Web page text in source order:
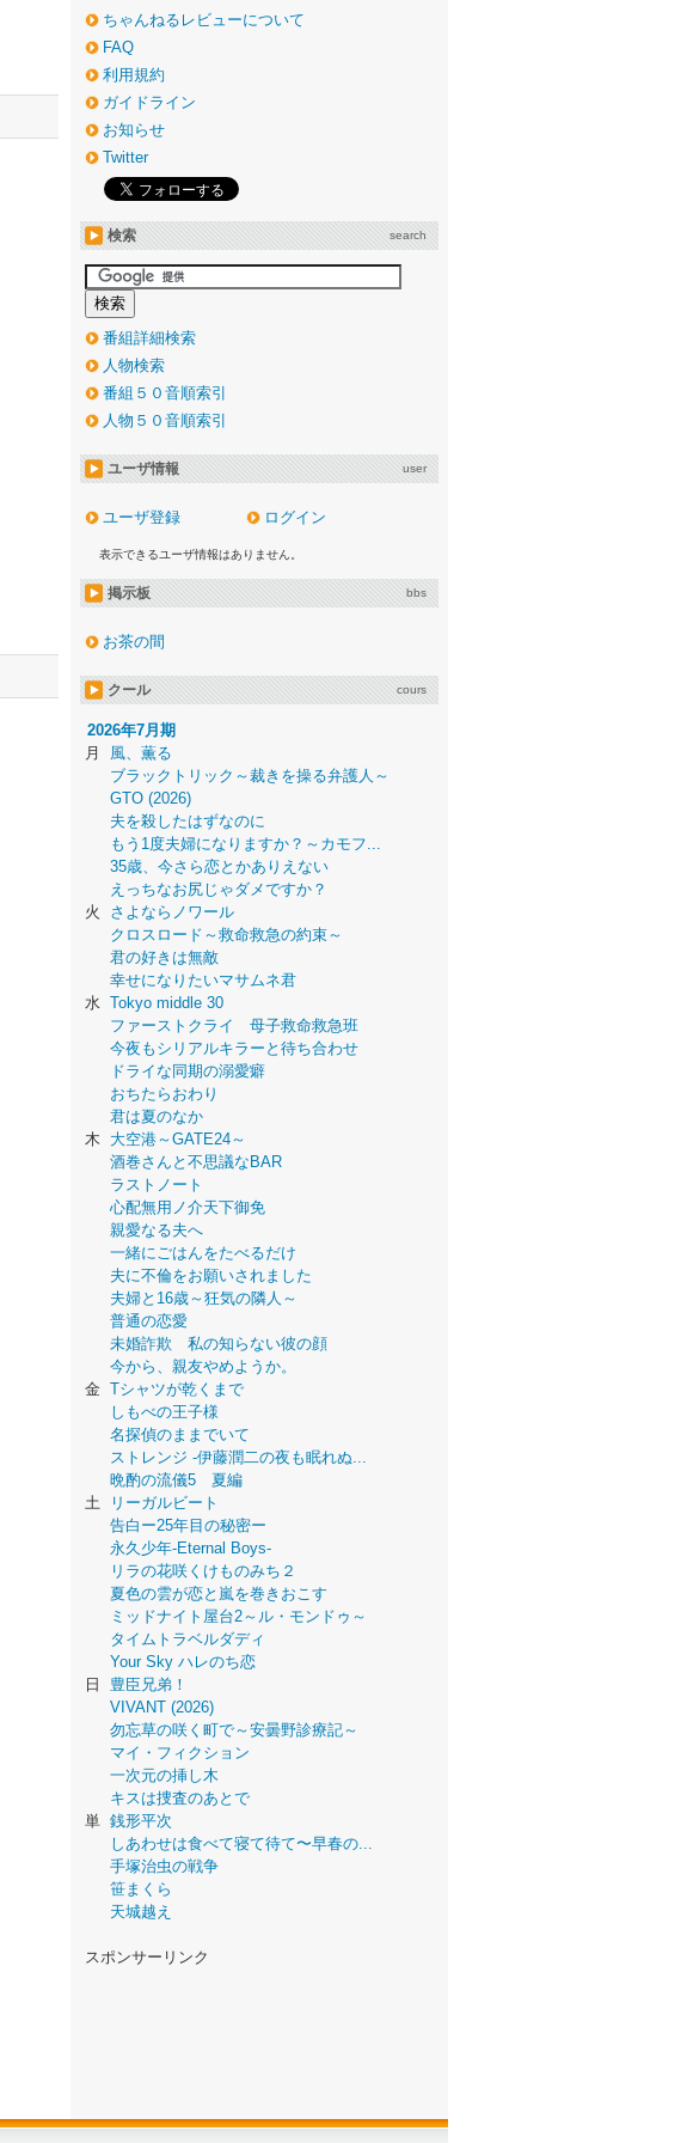
ちゃんねるレビューについて
FAQ
利用規約
ガイドライン
お知らせ
Twitter
検索 search
番組詳細検索
人物検索
番組５０音順索引
人物５０音順索引
ユーザ情報 user
ユーザ登録 ログイン
表示できるユーザ情報はありません。
掲示板 bbs
お茶の間
クール cours
2026年7月期
月
風、薫る
ブラックトリック～裁きを操る弁護人～
GTO (2026)
夫を殺したはずなのに
もう1度夫婦になりますか？～カモフ...
35歳、今さら恋とかありえない
えっちなお尻じゃダメですか？
火
さよならノワール
クロスロード～救命救急の約束～
君の好きは無敵
幸せになりたいマサムネ君
水 Tokyo middle 30
ファーストクライ 母子救命救急班
今夜もシリアルキラーと待ち合わせ
ドライな同期の溺愛癖
おちたらおわり
君は夏のなか
木
大空港～GATE24～
酒巻さんと不思議なBAR
ラストノート
心配無用ノ介天下御免
親愛なる夫へ
一緒にごはんをたべるだけ
夫に不倫をお願いされました
夫婦と16歳～狂気の隣人～
普通の恋愛
未婚詐欺 私の知らない彼の顔
今から、親友やめようか。
金 Tシャツが乾くまで
しもべの王子様
名探偵のままでいて
ストレンジ -伊藤潤二の夜も眠れぬ...
晩酌の流儀5 夏編
土
リーガルビート
告白ー25年目の秘密ー
永久少年-Eternal Boys-
リラの花咲くけものみち２
夏色の雲が恋と嵐を巻きおこす
ミッドナイト屋台2～ル・モンドゥ～
タイムトラベルダディ
Your Sky ハレのち恋
日
豊臣兄弟！
VIVANT (2026)
勿忘草の咲く町で～安曇野診療記～
マイ・フィクション
一次元の挿し木
キスは捜査のあとで
単 銭形平次
しあわせは食べて寝て待て〜早春の...
手塚治虫の戦争
笹まくら
天城越え
スポンサーリンク